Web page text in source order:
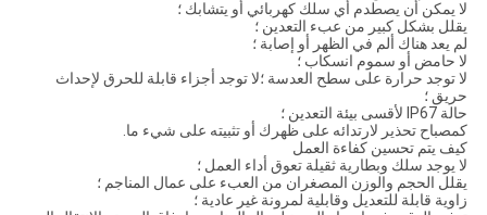
لا يمكن أن يصطدم أي سلك كهربائي أو يتشابك ؛
يقلل بشكل كبير من عبء التعدين ؛
لم يعد هناك ألم في الظهر أو إصابة ؛
لا حامض أو سموم انسكاب ؛
لا توجد حرارة على سطح العدسة ؛لا توجد أجزاء قابلة للحرق لإحداث
حريق ؛
حالة IP67 لأقسى بيئة التعدين ؛
كمصباح تحذير لارتدائه على ظهرك أو تثبيته على شيء ما.
كيف يتم تحسين كفاءة العمل
لا يوجد سلك وبطارية ثقيلة تعوق أداء العمل ؛
يقلل الحجم والوزن المصغران من العبء على عمال المناجم ؛
زاوية قابلة للتعديل وقابلية لمرونة غير عادية ؛